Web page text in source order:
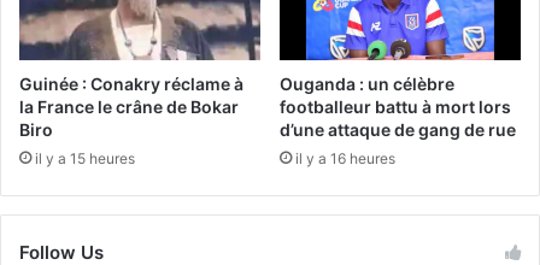
Guinée : Conakry réclame à
la France le crâne de Bokar
Biro
il y a 15 heures
Ouganda : un célèbre
footballeur battu à mort lors
d’une attaque de gang de rue
il y a 16 heures
Follow Us